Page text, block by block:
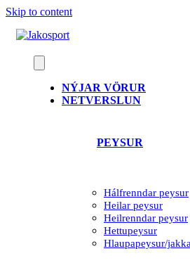
Skip to content
NÝJAR VÖRUR
NETVERSLUN
PEYSUR
Hálfrenndar peysur
Heilar peysur
Heilrenndar peysur
Hettupeysur
Hlaupapeysur/